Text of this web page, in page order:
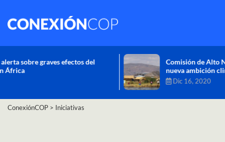
Comisión de Alto Nivel de Cambio Climático aprueba
nueva ambición climática del Perú
ConexiónCOP > Iniciativas